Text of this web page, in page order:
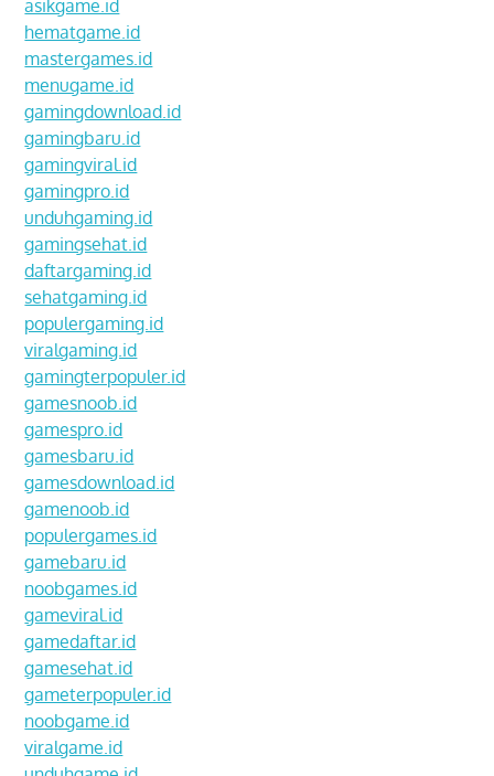
asikgame.id
hematgame.id
mastergames.id
menugame.id
gamingdownload.id
gamingbaru.id
gamingviral.id
gamingpro.id
unduhgaming.id
gamingsehat.id
daftargaming.id
sehatgaming.id
populergaming.id
viralgaming.id
gamingterpopuler.id
gamesnoob.id
gamespro.id
gamesbaru.id
gamesdownload.id
gamenoob.id
populergames.id
gamebaru.id
noobgames.id
gameviral.id
gamedaftar.id
gamesehat.id
gameterpopuler.id
noobgame.id
viralgame.id